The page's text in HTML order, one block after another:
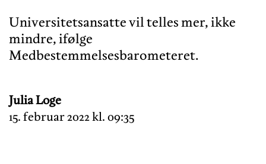
Universitetsansatte vil telles mer, ikke
mindre, ifølge
Medbestemmelsesbarometeret.
Julia Loge
15. februar 2022 kl. 09:35